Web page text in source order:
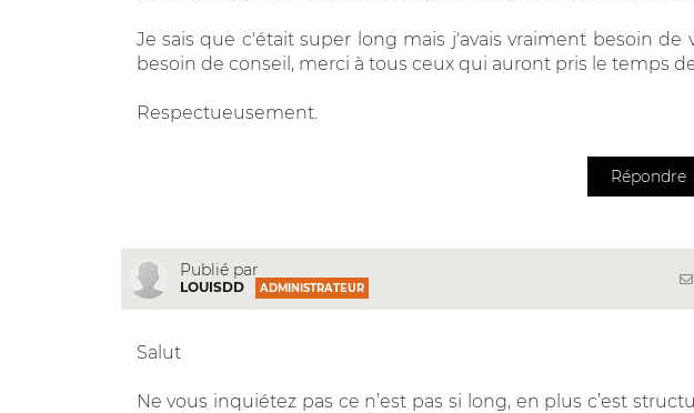
Je sais que c'était super long mais j'avais vraiment besoin de
besoin de conseil, merci à tous ceux qui auront pris le temps
Respectueusement.
Répondre
Publié par
LOUISDD ADMINISTRATEUR
Salut
Ne vous inquiétez pas ce n’est pas si long, en plus c’est